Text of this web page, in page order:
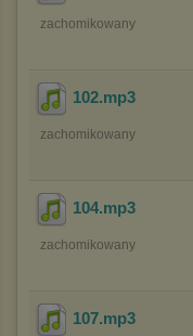
zachomikowany
102.mp3
zachomikowany
104.mp3
zachomikowany
107.mp3